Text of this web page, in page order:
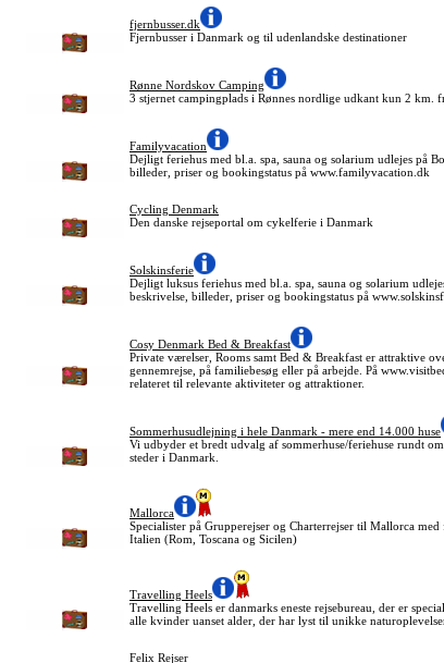
fjernbusser.dk
Fjernbusser i Danmark og til udenlandske destinationer
Rønne Nordskov Camping
3 stjernet campingplads i Rønnes nordlige udkant kun 2 km.
Familyvacation
Dejligt feriehus med bl.a. spa, sauna og solarium udlejes på
billeder, priser og bookingstatus på www.familyvacation.dk
Cycling Denmark
Den danske rejseportal om cykelferie i Danmark
Solskinsferie
Dejligt luksus feriehus med bl.a. spa, sauna og solarium
beskrivelse, billeder, priser og bookingstatus på
Cosy Denmark Bed & Breakfast
Private værelser, Rooms samt Bed & Breakfast er attraktive
gennemrejse, på familiebesøg eller på arbejde. På
relateret til relevante aktiviteter og attraktioner.
Sommerhusudlejning i hele Danmark - mere end 14.000 huse
Vi udbyder et bredt udvalg af sommerhuse/feriehuse rundt
steder i Danmark.
Mallorca
Specialister på Grupperejser og Charterrejser til Mallorca
Italien (Rom, Toscana og Sicilen)
Travelling Heels
Travelling Heels er danmarks eneste rejsebureau, der er
alle kvinder uanset alder, der har lyst til unikke
Felix Rejser